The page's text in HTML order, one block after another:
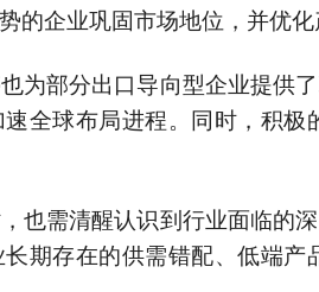
的企业巩固市场地位，并优化
部分出口导向型企业提供
全球布局进程。同时，积
需清醒认识到行业面临的
期存在的供需错配、低端